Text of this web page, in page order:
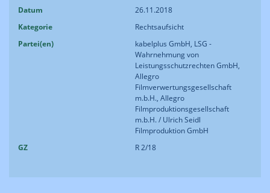
Datum
26.11.2018
Kategorie
Rechtsaufsicht
Partei(en)
kabelplus GmbH, LSG -
Wahrnehmung von
Leistungsschutzrechten GmbH,
Allegro
Filmverwertungsgesellschaft
m.b.H., Allegro
Filmproduktionsgesellschaft
m.b.H. / Ulrich Seidl
Filmproduktion GmbH
GZ
R 2/18